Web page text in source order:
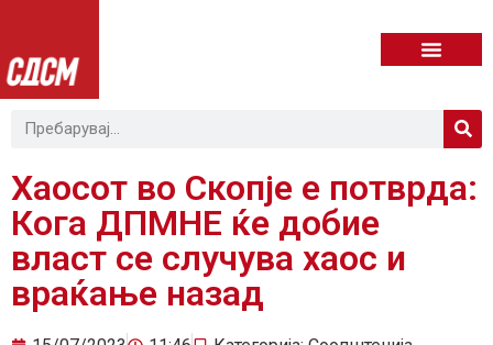
Хаосот во Скопје е потврда:
Кога ДПМНЕ ќе добие
власт се случува хаос и
враќање назад